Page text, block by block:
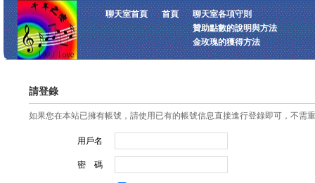
聊天室首頁 首頁
聊天室各項守則
贊助點數的說明與方法
金玫瑰的獲得方法
請登錄
如果您在本站已擁有帳號，請使用已有的帳號信息直接進行登錄即可，不需
用戶名
密 碼